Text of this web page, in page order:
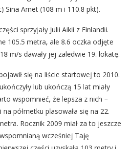
Sina Arnet (108 m i 110.8 pkt).
sprzyjały Julii Aikii z Finlandii.
105.5 metra, ale 8.6 oczka odjęte
m/s dawały jej zaledwie 19. lokatę.
się na liście startowej to 2010.
lub ukończą 15 lat miały
wspomnieć, że lepsza z nich –
półmetku plasowała się na 22.
Rocznik 2009 miał za to jeszcze
wcześniej Taję